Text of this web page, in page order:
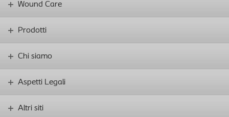
Wound Care
Prodotti
Chi siamo
Aspetti Legali
Altri siti